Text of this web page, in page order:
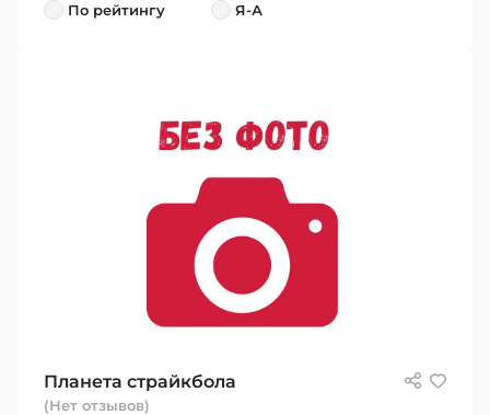
По рейтингу
Я-А
Планета страйкбола
(Нет отзывов)